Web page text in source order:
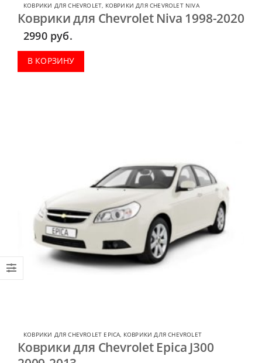
КОВРИКИ ДЛЯ CHEVROLET КОВРИКИ ДЛЯ CHEVROLET NIVA
Коврики для Chevrolet Niva 1998-2020
2990 руб.
В КОРЗИНУ
КОВРИКИ ДЛЯ CHEVROLET EPICA КОВРИКИ ДЛЯ CHEVROLET
Коврики для Chevrolet Epica J300